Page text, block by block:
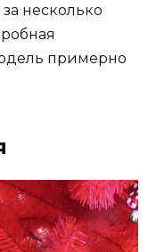
несколько
примерно